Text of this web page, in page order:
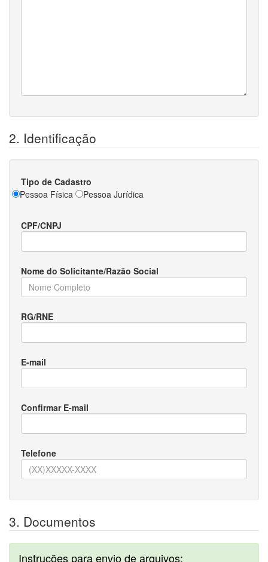
2. Identificação
Tipo de Cadastro
Pessoa Física
Pessoa Jurídica
CPF/CNPJ
Nome do Solicitante/Razão Social
RG/RNE
E-mail
Confirmar E-mail
Telefone
3. Documentos
Instruções para envio de arquivos: